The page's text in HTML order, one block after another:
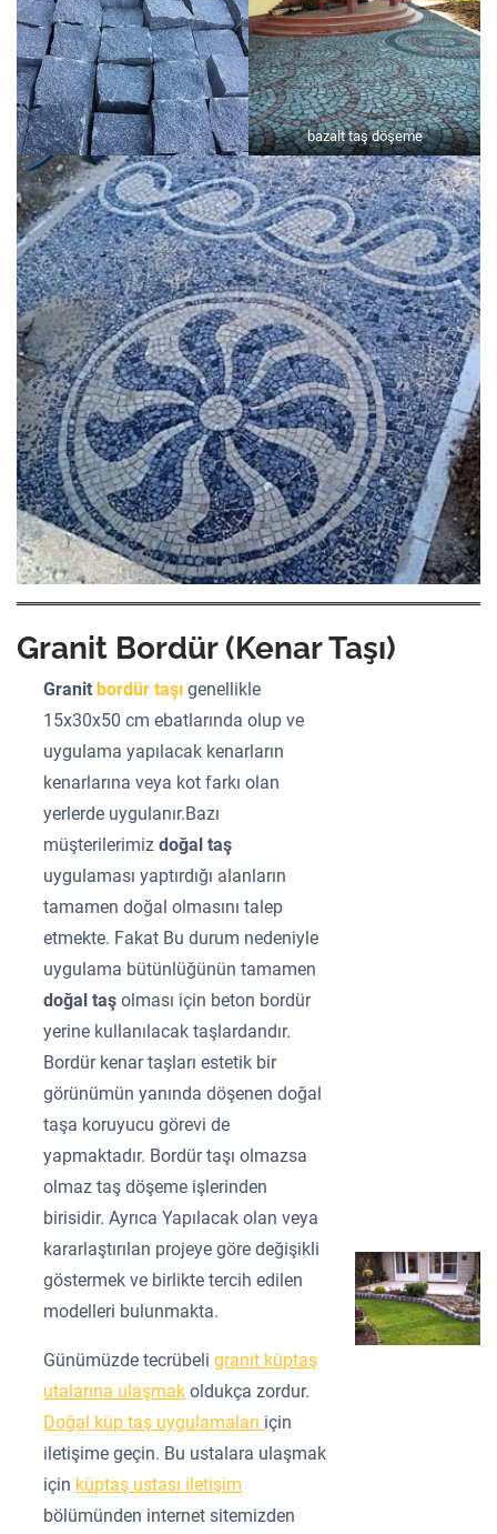
bazalt taş döşeme
Granit Bordür (Kenar Taşı)
Granitbordür taşı genellikle
15x30x50 cm ebatlarında olup ve
uygulama yapılacak kenarların
kenarlarına veya kot farkı olan
yerlerde uygulanır.Bazı
müşterilerimizdoğal taş
uygulaması yaptırdığı alanların
tamamen doğal olmasını talep
etmekte. Fakat Bu durum nedeniyle
uygulama bütünlüğünün tamamen
doğal taşolması için beton bordür
yerine kullanılacak taşlardandır.
Bordür kenar taşları estetik bir
görünümün yanında döşenen doğal
taşa koruyucu görevi de
yapmaktadır. Bordür taşı olmazsa
olmaz taş döşeme işlerinden
birisidir. Ayrıca Yapılacak olan veya
kararlaştırılan projeye göre değişikli
göstermek ve birlikte tercih edilen
modelleri bulunmakta.
Günümüzde tecrübeligranit küptaş
utalarına ulaşmak oldukça zordur.
Doğal küp taş uygulamaları için
iletişime geçin. Bu ustalara ulaşmak
için küptaş ustası iletişim
bölümünden internet sitemizden